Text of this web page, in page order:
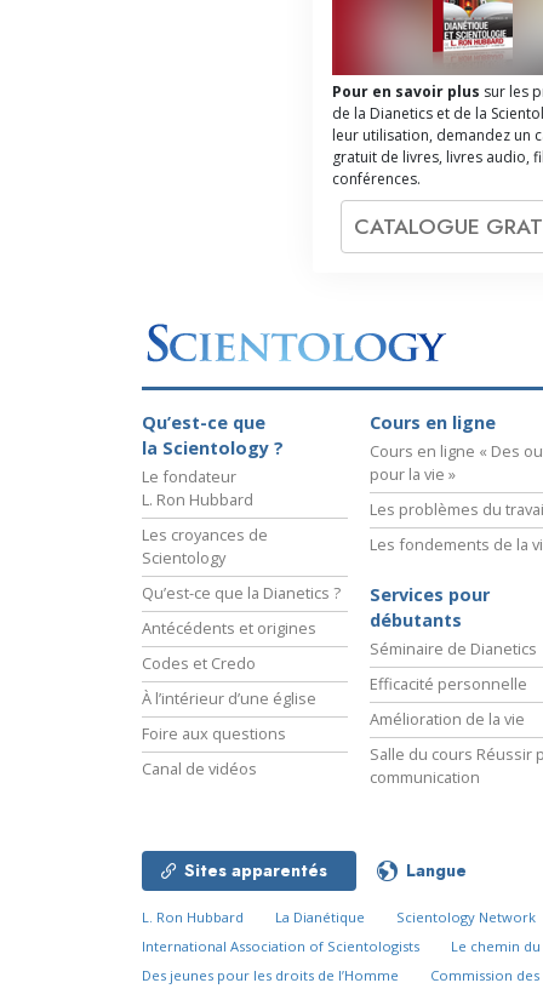
Pour en savoir plus sur les
de la Dianetics et de la
leur utilisation, demandez un
gratuit de livres, livres audio,
conférences.
CATALOGUE
Qu’est-ce que
la Scientology ?
Le fondateur
L. Ron Hubbard
Les croyances de
Scientology
Qu’est-ce que la Dianetics ?
Antécédents et origines
Codes et Credo
À l’intérieur d’une église
Foire aux questions
Canal de vidéos
Cours en ligne
Cours en ligne « Des
pour la vie »
Les problèmes du
Les fondements de la
Services pour
débutants
Séminaire de Dianetics
Efficacité personnelle
Amélioration de la vie
Salle du cours Réussir
communication
Sites apparentés Langue
L. Ron Hubbard La Dianétique Scientology Network
International Association of Scientologists
Le chemin
Des jeunes pour les droits de l’Homme
Commission